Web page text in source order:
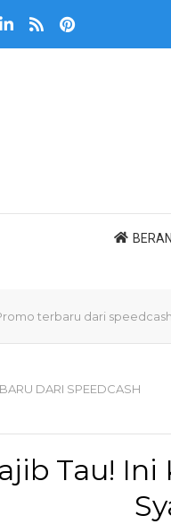
terbaru dari speedcash
DARI SPEEDCASH
Tau! Ini